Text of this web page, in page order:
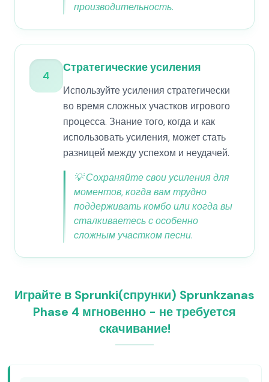
производительность.
4
Стратегические усиления
Используйте усиления стратегически
во время сложных участков игрового
процесса. Знание того, когда и как
использовать усиления, может стать
разницей между успехом и неудачей.
💡Сохраняйте свои усиления для
моментов, когда вам трудно
поддерживать комбо или когда вы
сталкиваетесь с особенно
сложным участком песни.
Играйте в Sprunki(спрунки) Sprunkzanas
Phase 4 мгновенно - не требуется
скачивание!